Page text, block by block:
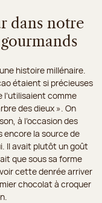
dans notre
histoire millénaire.
étaient si précieuses
l’utilisaient comme
des dieux ». On
à l’occasion des
encore la source de
Il avait plutôt un goût
que sous sa forme
cette denrée arriver
chocolat à croquer